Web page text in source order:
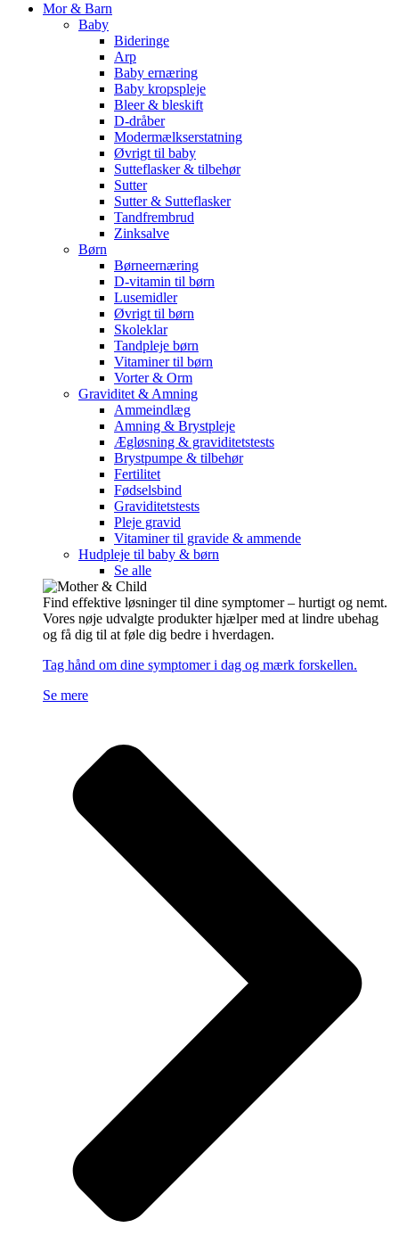
Mor & Barn
Baby
Bideringe
Arp
Baby ernæring
Baby kropspleje
Bleer & bleskift
D-dråber
Modermælkserstatning
Øvrigt til baby
Sutteflasker & tilbehør
Sutter
Sutter & Sutteflasker
Tandfrembrud
Zinksalve
Børn
Børneernæring
D-vitamin til børn
Lusemidler
Øvrigt til børn
Skoleklar
Tandpleje børn
Vitaminer til børn
Vorter & Orm
Graviditet & Amning
Ammeindlæg
Amning & Brystpleje
Ægløsning & graviditetstests
Brystpumpe & tilbehør
Fertilitet
Fødselsbind
Graviditetstests
Pleje gravid
Vitaminer til gravide & ammende
Hudpleje til baby & børn
Se alle
Find effektive løsninger til dine symptomer – hurtigt og nemt.
Vores nøje udvalgte produkter hjælper med at lindre ubehag
og få dig til at føle dig bedre i hverdagen.
Tag hånd om dine symptomer i dag og mærk forskellen.
Se mere